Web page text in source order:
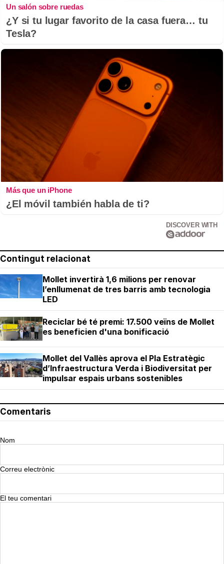
Un salón sobre ruedas
¿Y si tu lugar favorito de la casa fuera… tu
Tesla?
Más que un iPhone
¿El móvil también habla de ti?
DISCOVER WITH
Contingut relacionat
Mollet invertirà 1,6 milions per renovar
l’enllumenat de tres barris amb tecnologia
LED
Reciclar bé té premi: 17.500 veïns de Mollet
es beneficien d'una bonificació
Mollet del Vallès aprova el Pla Estratègic
d’Infraestructura Verda i Biodiversitat per
impulsar espais urbans sostenibles
Comentaris
Nom
Correu electrònic
El teu comentari